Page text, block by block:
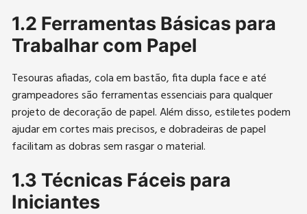
1.2 Ferramentas Básicas para
Trabalhar com Papel
Tesouras afiadas, cola em bastão, fita dupla face e até
grampeadores são ferramentas essenciais para qualquer
projeto de decoração de papel. Além disso, estiletes podem
ajudar em cortes mais precisos, e dobradeiras de papel
facilitam as dobras sem rasgar o material.
1.3 Técnicas Fáceis para
Iniciantes